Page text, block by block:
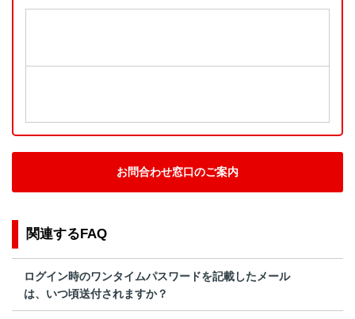
お問合わせ窓口のご案内
関連するFAQ
ログイン時のワンタイムパスワードを記載したメール
は、いつ頃送付されますか？